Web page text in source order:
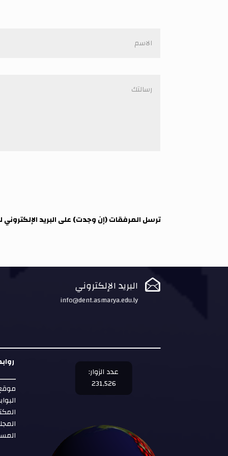
ترسل المرفقات (إن وجدت) على البريد
 البريد الإلكتروني
info@dent.asmarya.edu.ly
عدد الزوار:
231,526